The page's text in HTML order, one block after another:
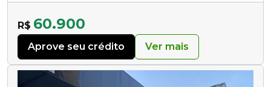
R$ 60.900
Aprove seu crédito Ver mais